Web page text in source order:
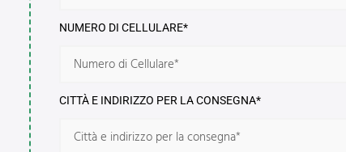
NUMERO DI CELLULARE*
CITTÀ E INDIRIZZO PER LA CONSEGNA*